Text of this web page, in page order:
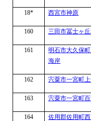
18* 西宮市神原
160 三田市冨士ヶ丘
161
明石市大久保
海岸
162 宍粟市一宮町
163 宍粟市一宮町
164
佐用郡佐用町